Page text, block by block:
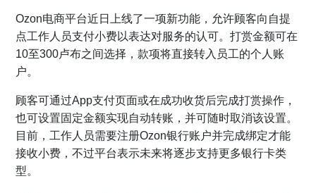
Ozon电商平台近日上线了一项新功能，允许顾客向自提
点工作人员支付小费以表达对服务的认可。打赏金额可在
10至300卢布之间选择，款项将直接转入员工的个人账
户。
顾客可通过App支付页面或在成功收货后完成打赏操作，
也可设置固定金额实现自动转账，并可随时取消该设置。
目前，工作人员需要注册Ozon银行账户并完成绑定才能
接收小费，不过平台表示未来将逐步支持更多银行卡类
型。